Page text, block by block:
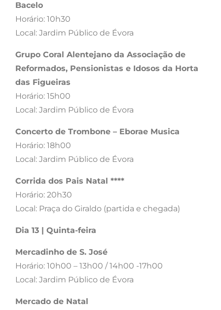
Bacelo
Horário: 10h30
Local: Jardim Público de Évora
Grupo Coral Alentejano da Associação de
Reformados, Pensionistas e Idosos da Horta
das Figueiras
Horário: 15h00
Local: Jardim Público de Évora
Concerto de Trombone – Eborae Musica
Horário: 18h00
Local: Jardim Público de Évora
Corrida dos Pais Natal ****​
Horário: 20h30
Local: Praça do Giraldo (partida e chegada)
Dia 13 | Quinta-feira
Mercadinho de S. José
Horário: 10h00 – 13h00 / 14h00 -17h00
Local: Jardim Público de Évora
Mercado de Natal